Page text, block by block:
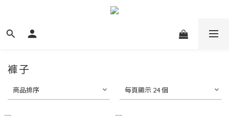
褲子
商品排序 每頁顯示 24 個